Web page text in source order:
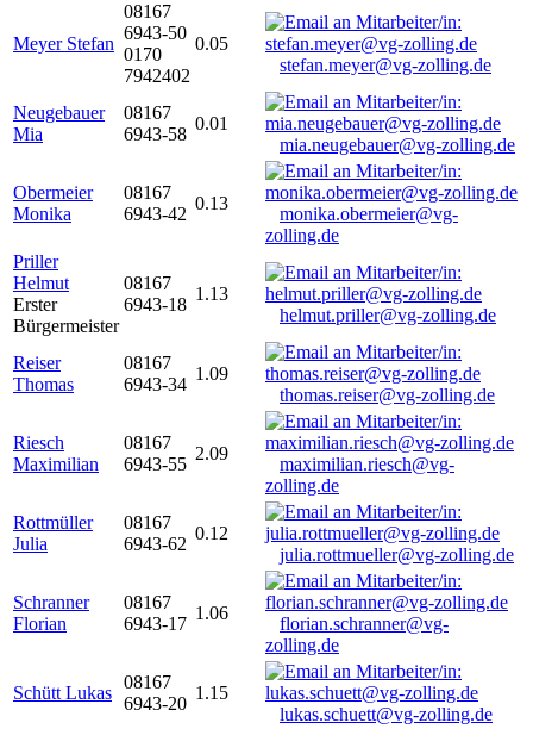
Meyer Stefan
08167
6943-50
0170
7942402
0.05
stefan.meyer@vg-zolling.de
Neugebauer
Mia
08167
6943-58
0.01
mia.neugebauer@vg-zolling.de
Obermeier
Monika
08167
6943-42
0.13
monika.obermeier@vg-
zolling.de
Priller
Helmut
Erster
Bürgermeister
08167
6943-18
1.13
helmut.priller@vg-zolling.de
Reiser
Thomas
08167
6943-34
1.09
thomas.reiser@vg-zolling.de
Riesch
Maximilian
08167
6943-55
2.09
maximilian.riesch@vg-
zolling.de
Rottmüller
Julia
08167
6943-62
0.12
julia.rottmueller@vg-zolling.de
Schranner
Florian
08167
6943-17
1.06
florian.schranner@vg-
zolling.de
Schütt Lukas
08167
6943-20
1.15
lukas.schuett@vg-zolling.de